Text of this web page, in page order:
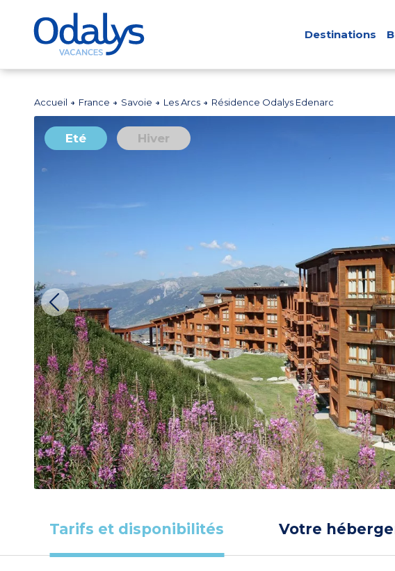
Destinations
Accueil France Savoie Les Arcs Résidence Odalys Edenarc
Eté Hiver
Tarifs et disponibilités Votre